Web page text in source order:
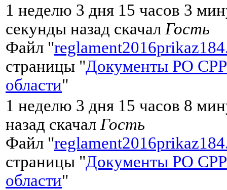
1 неделю 3 дня 15 часов 3
секунды назад скачал Гость
Файл "
страницы "Документы РО СРР
области"
1 неделю 3 дня 15 часов 8
назад скачал Гость
Файл "
страницы "Документы РО СРР
области"